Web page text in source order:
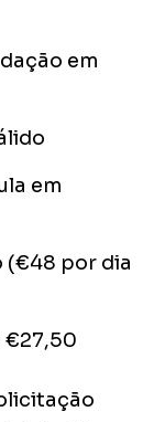
em
em
por dia
€27,50